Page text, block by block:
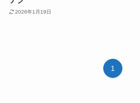
2026年1月19日
1